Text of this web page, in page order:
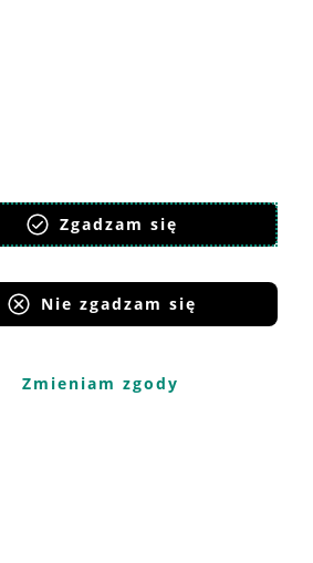
Zgadzam się
Nie zgadzam się
Zmieniam zgody